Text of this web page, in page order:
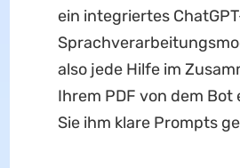
ein integriertes
also jede Hilfe im
Ihrem PDF von dem Bot
Sie ihm klare Prompts